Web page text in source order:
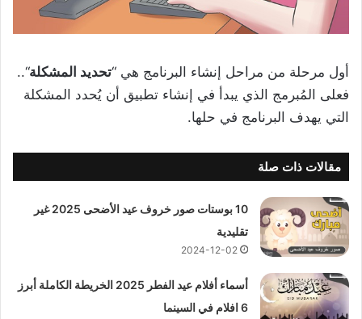
أول مرحلة من مراحل إنشاء البرنامج هي “تحديد المشكلة“..
فعلى المُبرمج الذي يبدأ في إنشاء تطبيق أن يُحدد المشكلة
التي يهدف البرنامج في حلها.
مقالات ذات صلة
10 بوستات صور خروف عيد الأضحى 2025 غير
تقليدية
2024-12-02
أسماء أفلام عيد الفطر 2025 الخريطة الكاملة أبرز
6 افلام في السينما